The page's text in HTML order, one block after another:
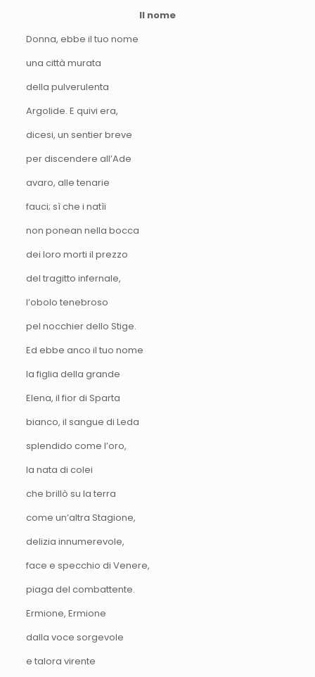
Il nome
Donna, ebbe il tuo nome
una città murata
della pulverulenta
Argolide. E quivi era,
dicesi, un sentier breve
per discendere all’Ade
avaro, alle tenarie
fauci; sì che i natìi
non ponean nella bocca
dei loro morti il prezzo
del tragitto infernale,
l’obolo tenebroso
pel nocchier dello Stige.
Ed ebbe anco il tuo nome
la figlia della grande
Elena, il fior di Sparta
bianco, il sangue di Leda
splendido come l’oro,
la nata di colei
che brillò su la terra
come un’altra Stagione,
delizia innumerevole,
face e specchio di Venere,
piaga del combattente.
Ermione, Ermione
dalla voce sorgevole
e talora virente